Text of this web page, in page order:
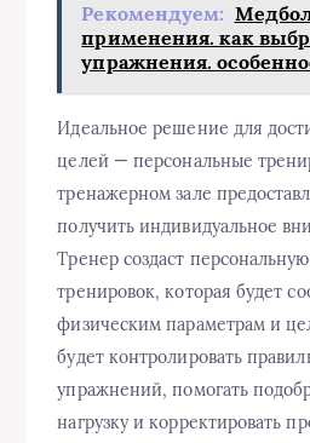
Рекомендуем:
применения. как
упражнения.
Идеальное решение для
целей — персональные
тренажерном зале
получить индивидуальное
Тренер создаст
тренировок, которая будет
физическим параметрам и
будет контролировать
упражнений, помогать
нагрузку и корректировать